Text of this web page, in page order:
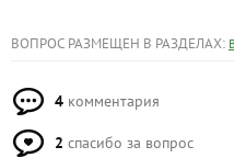
ВОПРОС РАЗМЕЩЕН В РАЗДЕЛАХ:
4 комментария
2 спасибо за вопрос